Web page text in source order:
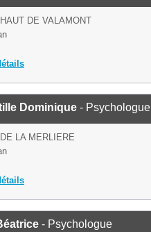
DE VALAMONT
Dominique - Psychologue
LA MERLIERE
- Psychologue